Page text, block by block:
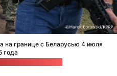
границе с Беларусью 4 июля
года